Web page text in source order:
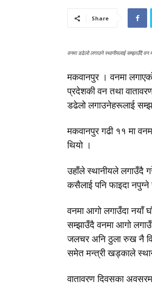
Share
वनमा डढेलो लगाउने स्थानीयलाई सम्झाउँदै वन
मकवानपुर । वनमा
प्रदेशकी वन तथा
डढेलो लगाउनेहरूलाई
मकवानपुर गढी ११ मा
थियो ।
उहाँले स्थानीयले लगाउँदै
कसैलाई पनि फाइदा नपुग्ने
वनमा आगो लगाउँदा नयाँ
सम्झाउँदै वनमा आगो
जलचर अनि ठुला रुख नै
समेत मन्त्री खड्काले
वातावरण दिवसका